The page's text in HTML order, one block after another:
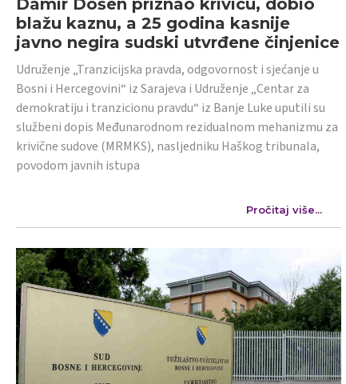
blažu kaznu, a 25 godina kasnije
javno negira sudski utvrđene činjenice
Udruženje „Tranzicijska pravda, odgovornost i sjećanje u
Bosni i Hercegovini“ iz Sarajeva i Udruženje „Centar za
demokratiju i tranzicionu pravdu“ iz Banje Luke uputili su
službeni dopis Međunarodnom rezidualnom mehanizmu za
krivične sudove (MRMKS), nasljedniku Haškog tribunala,
povodom javnih istupa
Pročitaj više...